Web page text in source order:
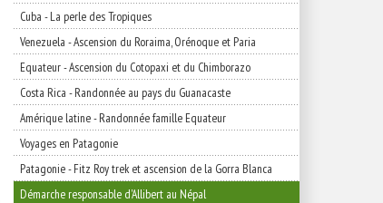
Cuba - La perle des Tropiques
Venezuela - Ascension du Roraima, Orénoque et Paria
Equateur - Ascension du Cotopaxi et du Chimborazo
Costa Rica - Randonnée au pays du Guanacaste
Amérique latine - Randonnée famille Equateur
Voyages en Patagonie
Patagonie - Fitz Roy trek et ascension de la Gorra Blanca
Démarche responsable d'Allibert au Népal